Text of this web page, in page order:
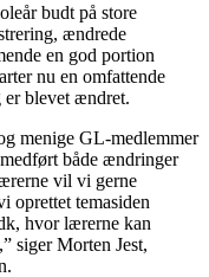
budt på store
ændrede
en god portion
nu en omfattende
blevet ændret.
menige GL-medlemmer
både ændringer
vil vi gerne
oprettet temasiden
hvor lærerne kan
siger Morten Jest,